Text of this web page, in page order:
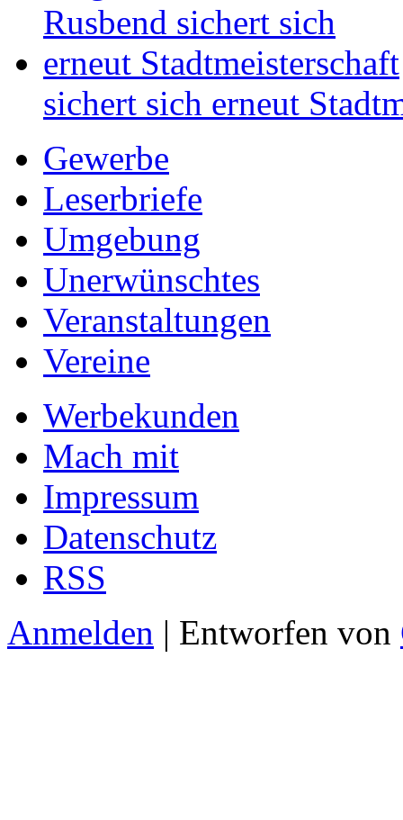
sichert sich erneut
Gewerbe
Leserbriefe
Umgebung
Unerwünschtes
Veranstaltungen
Vereine
Werbekunden
Mach mit
Impressum
Datenschutz
RSS
Anmelden | Entworfen von